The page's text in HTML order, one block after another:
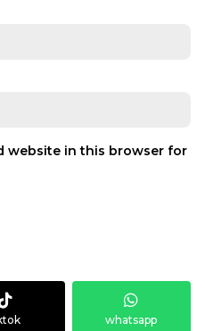
website in this browser for
whatsapp